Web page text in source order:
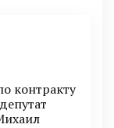
контракту